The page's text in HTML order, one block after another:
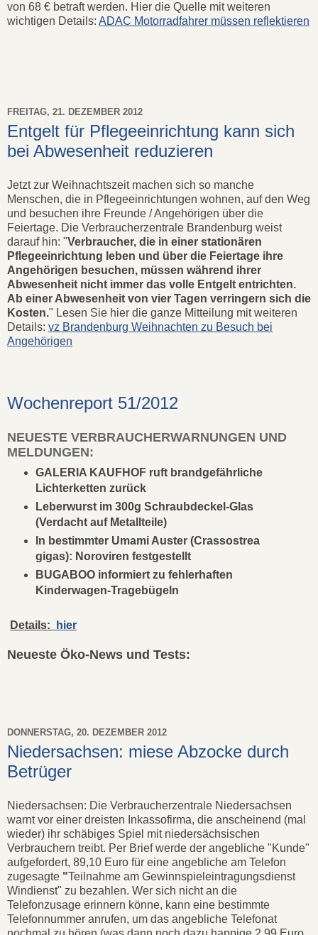
von 68 € betraft werden. Hier die Quelle mit weiteren
wichtigen Details: ADAC Motorradfahrer müssen reflektieren
FREITAG, 21. DEZEMBER 2012
Entgelt für Pflegeeinrichtung kann sich
bei Abwesenheit reduzieren
Jetzt zur Weihnachtszeit machen sich so manche
Menschen, die in Pflegeeinrichtungen wohnen, auf den Weg
und besuchen ihre Freunde / Angehörigen über die
Feiertage. Die Verbraucherzentrale Brandenburg weist
darauf hin: "Verbraucher, die in einer stationären
Pflegeeinrichtung leben und über die Feiertage ihre
Angehörigen besuchen, müssen während ihrer
Abwesenheit nicht immer das volle Entgelt entrichten.
Ab einer Abwesenheit von vier Tagen verringern sich die
Kosten." Lesen Sie hier die ganze Mitteilung mit weiteren
Details: vz Brandenburg Weihnachten zu Besuch bei
Angehörigen
Wochenreport 51/2012
NEUESTE VERBRAUCHERWARNUNGEN UND
MELDUNGEN:
GALERIA KAUFHOF ruft brandgefährliche
Lichterketten zurück
Leberwurst im 300g Schraubdeckel-Glas
(Verdacht auf Metallteile)
In bestimmter Umami Auster (Crassostrea
gigas): Noroviren festgestellt
BUGABOO informiert zu fehlerhaften
Kinderwagen-Tragebügeln
Details: hier
Neueste Öko-News und Tests:
DONNERSTAG, 20. DEZEMBER 2012
Niedersachsen: miese Abzocke durch
Betrüger
Niedersachsen: Die Verbraucherzentrale Niedersachsen
warnt vor einer dreisten Inkassofirma, die anscheinend (mal
wieder) ihr schäbiges Spiel mit niedersächsischen
Verbrauchern treibt. Per Brief werde der angebliche "Kunde"
aufgefordert, 89,10 Euro für eine angebliche am Telefon
zugesagte "Teilnahme am Gewinnspieleintragungsdienst
Windienst" zu bezahlen. Wer sich nicht an die
Telefonzusage erinnern könne, kann eine bestimmte
Telefonnummer anrufen, um das angebliche Telefonat